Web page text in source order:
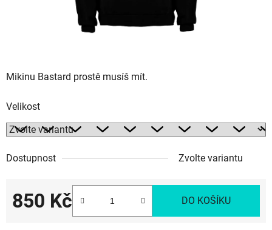
Mikinu Bastard prostě musíš mít.
Velikost
Dostupnost Zvolte variantu
850 Kč DO KOŠÍKU